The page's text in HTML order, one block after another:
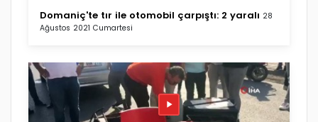
Domaniç'te tır ile otomobil çarpıştı: 2 yaralı 28
Ağustos 2021 Cumartesi